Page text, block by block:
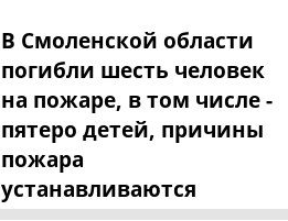
В Смоленской области
погибли шесть человек
на пожаре, в том числе -
пятеро детей, причины
пожара
устанавливаются